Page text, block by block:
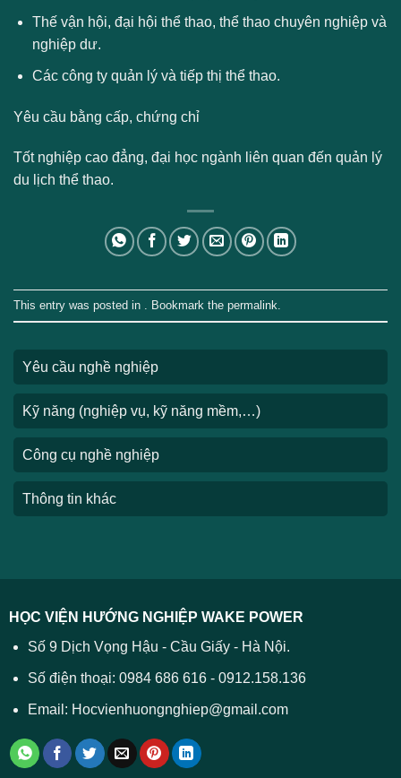
Yêu cầu nghề nghiệp
Kỹ năng (nghiệp vụ, kỹ năng mềm,…)
Công cụ nghề nghiệp
Thông tin khác
Thế vận hội, đại hội thể thao, thể thao chuyên nghiệp và
nghiệp dư.
Các công ty quản lý và tiếp thị thể thao.
Yêu cầu bằng cấp, chứng chỉ
Tốt nghiệp cao đẳng, đại học ngành liên quan đến quản lý
du lịch thể thao.
This entry was posted in . Bookmark the permalink
HỌC VIỆN HƯỚNG NGHIỆP WAKE POWER
Số 9 Dịch Vọng Hậu - Cầu Giấy - Hà Nội.
Số điện thoại: 0984 686 616 - 0912.158.136
Email: Hocvienhuongnghiep@gmail.com